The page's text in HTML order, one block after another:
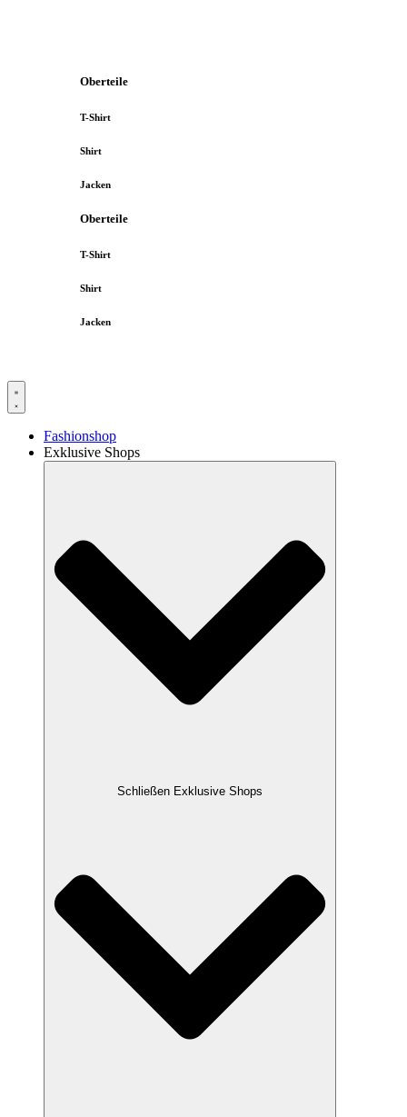
Oberteile
T-Shirt
Shirt
Jacken
Oberteile
T-Shirt
Shirt
Jacken
Fashionshop
Exklusive Shops
Schließen Exklusive Shops